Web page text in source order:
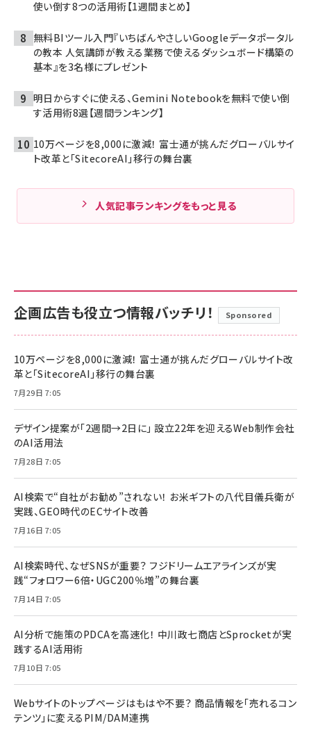
使い倒す8つの活用術【1週間まとめ】
無料BIツール入門『いちばんやさしいGoogleデータポータル
の教本 人気講師が教える業務で使えるダッシュボード構築の
基本』を3名様にプレゼント
明日からすぐに使える、Gemini Notebookを無料で使い倒
す活用術8選【週間ランキング】
10万ページを8,000に激減！ 富士通が挑んだグローバルサイ
ト改革と「SitecoreAI」移行の舞台裏
人気記事ランキングをもっと見る
企画広告も役立つ情報バッチリ！ Sponsored
10万ページを8,000に激減！ 富士通が挑んだグローバルサイト改
革と「SitecoreAI」移行の舞台裏
7月29日 7:05
デザイン提案が「2週間→2日に」 設立22年を迎えるWeb制作会社
のAI活用法
7月28日 7:05
AI検索で“自社がお勧め”されない！ お米ギフトの八代目儀兵衛が
実践、GEO時代のECサイト改善
7月16日 7:05
AI検索時代、なぜSNSが重要？ フジドリームエアラインズが実
践“フォロワー6倍・UGC200％増”の舞台裏
7月14日 7:05
AI分析で施策のPDCAを高速化！ 中川政七商店とSprocketが実
践するAI活用術
7月10日 7:05
Webサイトのトップページはもはや不要？ 商品情報を「売れるコン
テンツ」に変えるPIM/DAM連携